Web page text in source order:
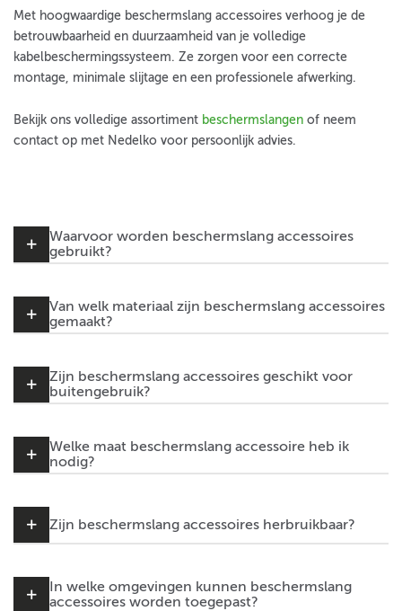
Met hoogwaardige beschermslang accessoires verhoog je de
betrouwbaarheid en duurzaamheid van je volledige
kabelbeschermingssysteem. Ze zorgen voor een correcte
montage, minimale slijtage en een professionele afwerking.
Bekijk ons volledige assortiment beschermslangen of neem
contact op met Nedelko voor persoonlijk advies.
Waarvoor worden beschermslang accessoires
gebruikt?
Van welk materiaal zijn beschermslang accessoires
gemaakt?
Zijn beschermslang accessoires geschikt voor
buitengebruik?
Welke maat beschermslang accessoire heb ik
nodig?
Zijn beschermslang accessoires herbruikbaar?
In welke omgevingen kunnen beschermslang
accessoires worden toegepast?